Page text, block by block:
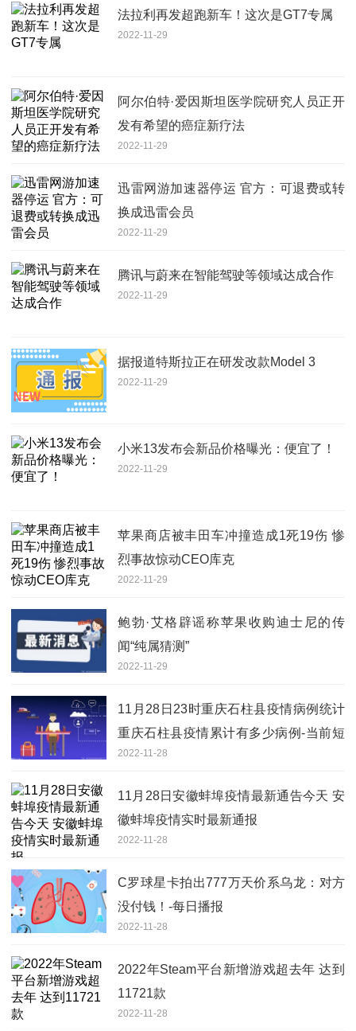
法拉利再发超跑新车！这次是GT7专属
2022-11-29
阿尔伯特·爱因斯坦医学院研究人员正开
发有希望的癌症新疗法
2022-11-29
迅雷网游加速器停运 官方：可退费或转
换成迅雷会员
2022-11-29
腾讯与蔚来在智能驾驶等领域达成合作
2022-11-29
据报道特斯拉正在研发改款Model 3
2022-11-29
小米13发布会新品价格曝光：便宜了！
2022-11-29
苹果商店被丰田车冲撞造成1死19伤 惨
烈事故惊动CEO库克
2022-11-29
鲍勃·艾格辟谣称苹果收购迪士尼的传
闻“纯属猜测”
2022-11-29
11月28日23时重庆石柱县疫情病例统计
重庆石柱县疫情累计有多少病例-当前短
讯
2022-11-28
11月28日安徽蚌埠疫情最新通告今天 安
徽蚌埠疫情实时最新通报
2022-11-28
C罗球星卡拍出777万天价系乌龙：对方
没付钱！-每日播报
2022-11-28
2022年Steam平台新增游戏超去年 达到
11721款
2022-11-28